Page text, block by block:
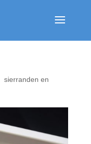
sierranden en